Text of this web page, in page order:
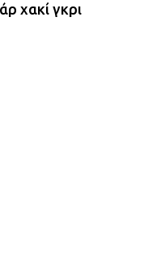
χακί γκρι